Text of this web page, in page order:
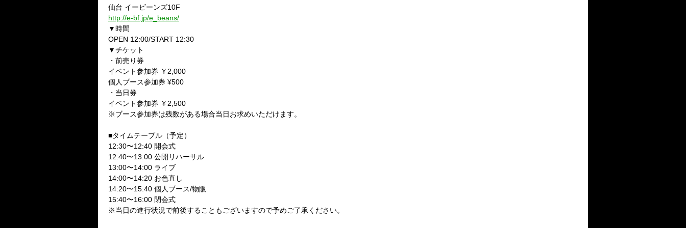
仙台 イービーンズ10F
http://e-bf.jp/e_beans/
▼時間
OPEN 12:00/START 12:30
▼チケット
・前売り券
イベント参加券 ￥2,000
個人ブース参加券 ¥500
・当日券
イベント参加券 ￥2,500
※ブース参加券は残数がある場合当日お求めいただけます。
■タイムテーブル（予定）
12:30〜12:40 開会式
12:40〜13:00 公開リハーサル
13:00〜14:00 ライブ
14:00〜14:20 お色直し
14:20〜15:40 個人ブース/物販
15:40〜16:00 閉会式
※当日の進行状況で前後することもございますので予めご了承ください。